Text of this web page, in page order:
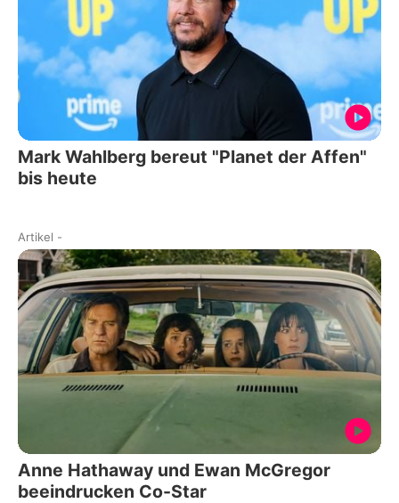
Mark Wahlberg bereut "Planet der Affen"
bis heute
Artikel -
Anne Hathaway und Ewan McGregor
beeindrucken Co-Star